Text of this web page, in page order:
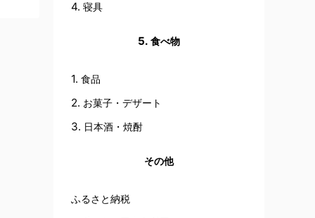
寝具
食べ物
食品
お菓子・デザート
日本酒・焼酎
その他
ふるさと納税